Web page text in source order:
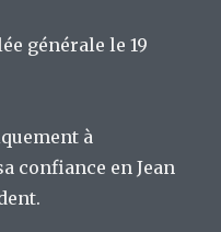
générale le 19
à
confiance en Jean